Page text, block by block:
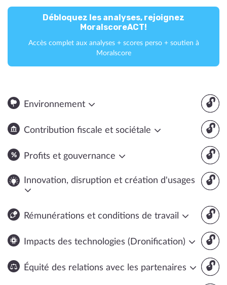
Débloquez les analyses, rejoignez
MoralscoreACT!
Accès complet aux analyses + scores perso + soutien à
Moralscore
🔓
Environnement
🔓
Contribution fiscale et sociétale
🔓
Profits et gouvernance
🔓
Innovation, disruption et création d'usages
🔓
Rémunérations et conditions de travail
🔓
Impacts des technologies (Dronification)
🔓
Équité des relations avec les partenaires